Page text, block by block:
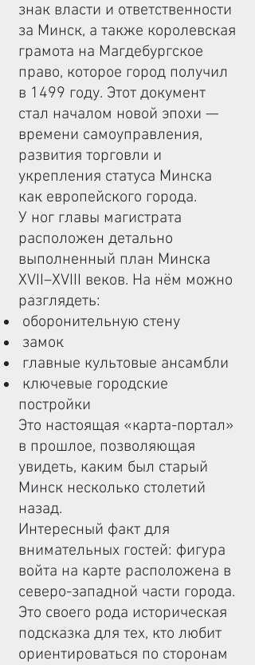
знак власти и ответственности
за Минск, а также королевская
грамота на Магдебургское
право, которое город получил
в 1499 году. Этот документ
стал началом новой эпохи —
времени самоуправления,
развития торговли и
укрепления статуса Минска
как европейского города.
У ног главы магистрата
расположен детально
выполненный план Минска
XVII–XVIII веков. На нём можно
разглядеть:
оборонительную стену
замок
главные культовые ансамбли
ключевые городские
постройки
Это настоящая «карта-портал»
в прошлое, позволяющая
увидеть, каким был старый
Минск несколько столетий
назад.
Интересный факт для
внимательных гостей: фигура
войта на карте расположена в
северо-западной части города.
Это своего рода историческая
подсказка для тех, кто любит
ориентироваться по сторонам